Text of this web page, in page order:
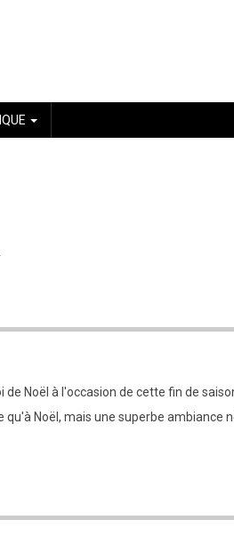
Noël à l'occasion de cette fin de
Noël, mais une superbe